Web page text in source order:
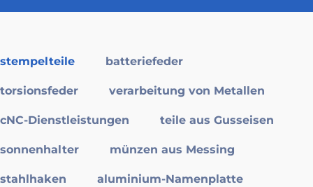
stempelteile batteriefeder
torsionsfeder verarbeitung von Metallen
cNC-Dienstleistungen teile aus Gusseisen
sonnenhalter münzen aus Messing
stahlhaken aluminium-Namenplatte